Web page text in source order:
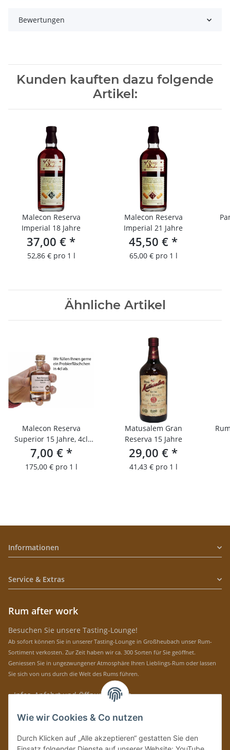
Bewertungen
Kunden kauften dazu folgende
Artikel:
Malecon Reserva
Imperial 18 Jahre
37,00 € *
52,86 € pro 1 l
Malecon Reserva
Imperial 21 Jahre
45,50 € *
65,00 € pro 1 l
Ähnliche Artikel
Malecon Reserva
Superior 15 Jahre, 4cl
Probierfläschchen
7,00 € *
175,00 € pro 1 l
Matusalem Gran
Reserva 15 Jahre
29,00 € *
41,43 € pro 1 l
Informationen
Service & Extras
Rum after work
Besuchen Sie unsere Tasting-Lounge!
Ab sofort können Sie in unserer Tasting-Lounge in Großheubach unser Rum-
Sortiment verkosten. Zur Zeit haben wir ca. 300 Sorten für Sie geöffnet.
Geniessen Sie in ungezwungener Atmosphäre Ihren Lieblings-Rum oder lassen
Sie sich von uns durch die Welt des Rums führen.
» Infos, Anfahrt und Öffnungszeiten
Immer auf dem Laufenden mit unseren aktuellen Rum-News!
Bitte senden Sie mir entsprechend IhrerDatenschutzerklärung
regelmäßig und
Wie wir Cookies & Co nutzen
Durch Klicken auf „Alle akzeptieren“ gestatten Sie den